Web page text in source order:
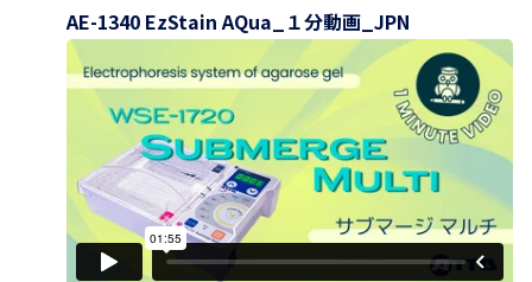
AE-1340 EzStain AQua_１分動画_JPN